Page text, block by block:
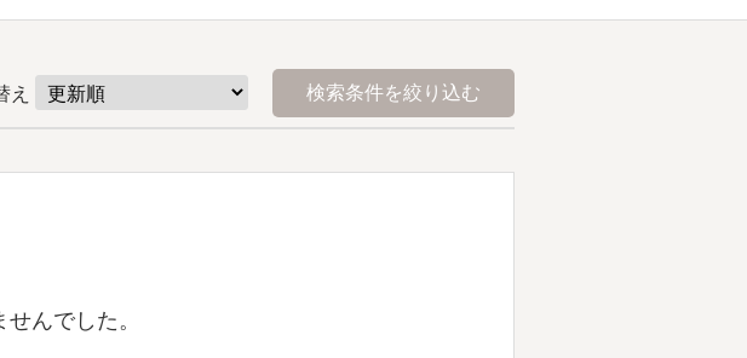
え 検索条件を絞り込む
んでした。